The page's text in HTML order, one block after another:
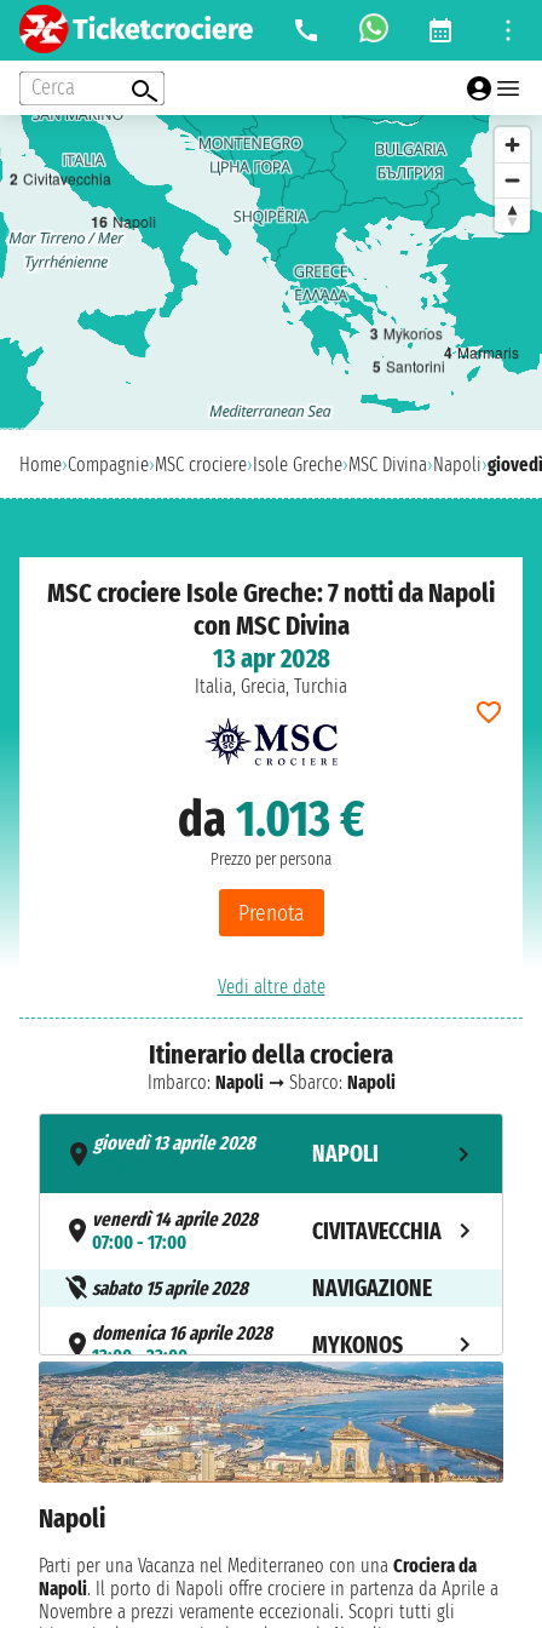
Cerca
16 Napoli
2 Civitavecchia
3 Mykonos
4 Marmaris
5 Santorini
Home›Compagnie›MSC crociere›Isole Greche›MSC Divina›Napoli›
MSC crociere Isole Greche: 7 notti da Napoli
con MSC Divina
13 apr 2028
Italia, Grecia, Turchia
da1.013 €
Prezzo per persona
Prenota
Vedi altre date
Itinerario della crociera
Imbarco: Napoli➞ Sbarco: Napoli
giovedì 13 aprile 2028
NAPOLI
venerdì 14 aprile 2028
07:00 - 17:00
CIVITAVECCHIA
sabato 15 aprile 2028 NAVIGAZIONE
domenica 16 aprile 2028
13:00 - 23:00
MYKONOS
lunedì 17 aprile 2028
12:00 - 21:00
MARMARIS
martedì 18 aprile 2028
08:00 - 20:00
mercoledì 19 aprile 2028 NAVIGAZIONE
giovedì 20 aprile 2028
NAPOLI
Napoli
Parti per una Vacanza nel Mediterraneo con una Crociera da
Napoli. Il porto di Napoli offre crociere in partenza da Aprile a
Novembre a prezzi veramente eccezionali. Scopri tutti gli